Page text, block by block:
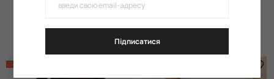
Схожі товари
-50%
Підписатися